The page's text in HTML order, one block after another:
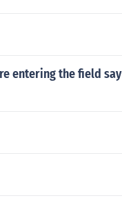
entering the field say